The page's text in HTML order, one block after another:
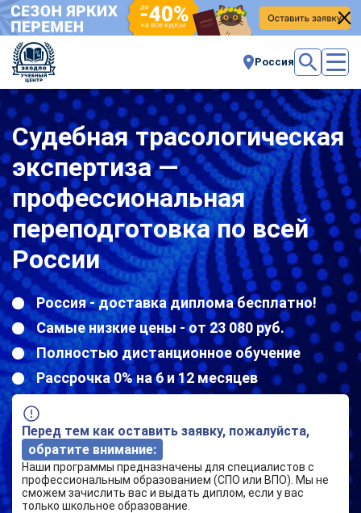
Россия
Судебная трасологическая
экспертиза —
профессиональная
переподготовка по всей
России
Россия - доставка диплома бесплатно!
Самые низкие цены - от 23 080 руб.
Полностью дистанционное обучение
Рассрочка 0% на 6 и 12 месяцев
Перед тем как оставить заявку, пожалуйста,
обратите внимание:
Наши программы предназначены для специалистов с
профессиональным образованием (СПО или ВПО). Мы не
сможем зачислить вас и выдать диплом, если у вас
только школьное образование.